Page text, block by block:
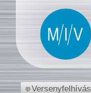
Versenyfelhívás